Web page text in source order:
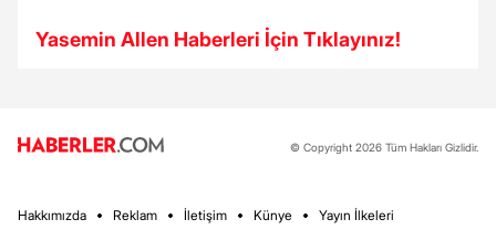
Yasemin Allen Haberleri İçin Tıklayınız!
© Copyright 2026 Tüm Hakları Gizlidir.
Hakkımızda Reklam İletişim Künye Yayın İlkeleri